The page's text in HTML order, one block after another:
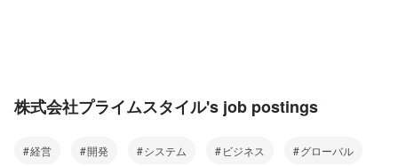
株式会社プライムスタイル's job postings
経営 開発 システム ビジネス グローバル